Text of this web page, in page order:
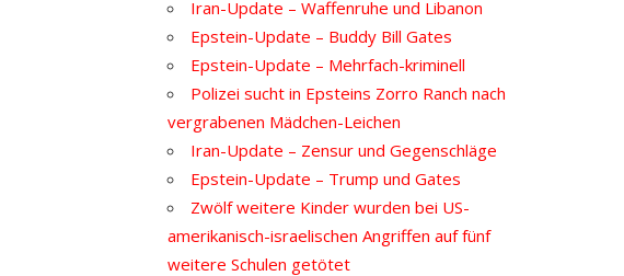
Iran-Update – Waffenruhe und Libanon
Epstein-Update – Buddy Bill Gates
Epstein-Update – Mehrfach-kriminell
Polizei sucht in Epsteins Zorro Ranch nach
vergrabenen Mädchen-Leichen
Iran-Update – Zensur und Gegenschläge
Epstein-Update – Trump und Gates
Zwölf weitere Kinder wurden bei US-
amerikanisch-israelischen Angriffen auf fünf
weitere Schulen getötet